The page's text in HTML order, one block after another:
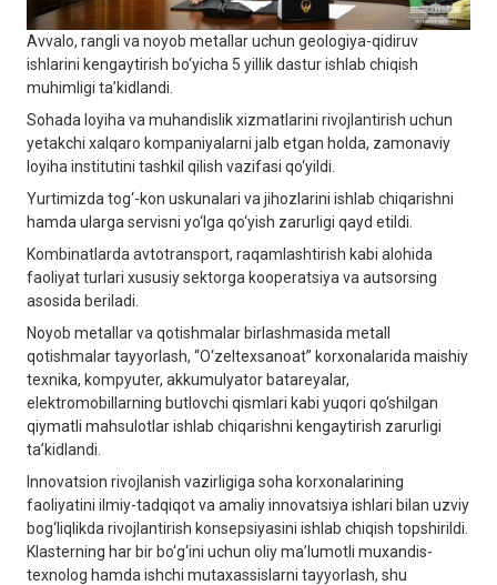
Avvalo, rangli va noyob metallar uchun geologiya-qidiruv
ishlarini kengaytirish bo‘yicha 5 yillik dastur ishlab chiqish
muhimligi ta’kidlandi.
Sohada loyiha va muhandislik xizmatlarini rivojlantirish uchun
yetakchi xalqaro kompaniyalarni jalb etgan holda, zamonaviy
loyiha institutini tashkil qilish vazifasi qo‘yildi.
Yurtimizda tog‘-kon uskunalari va jihozlarini ishlab chiqarishni
hamda ularga servisni yo‘lga qo‘yish zarurligi qayd etildi.
Kombinatlarda avtotransport, raqamlashtirish kabi alohida
faoliyat turlari xususiy sektorga kooperatsiya va autsorsing
asosida beriladi.
Noyob metallar va qotishmalar birlashmasida metall
qotishmalar tayyorlash, “O‘zeltexsanoat” korxonalarida maishiy
texnika, kompyuter, akkumulyator batareyalar,
elektromobillarning butlovchi qismlari kabi yuqori qo‘shilgan
qiymatli mahsulotlar ishlab chiqarishni kengaytirish zarurligi
ta’kidlandi.
Innovatsion rivojlanish vazirligiga soha korxonalarining
faoliyatini ilmiy-tadqiqot va amaliy innovatsiya ishlari bilan uzviy
bog‘liqlikda rivojlantirish konsepsiyasini ishlab chiqish topshirildi.
Klasterning har bir bo‘g‘ini uchun oliy ma’lumotli muxandis-
texnolog hamda ishchi mutaxassislarni tayyorlash, shu